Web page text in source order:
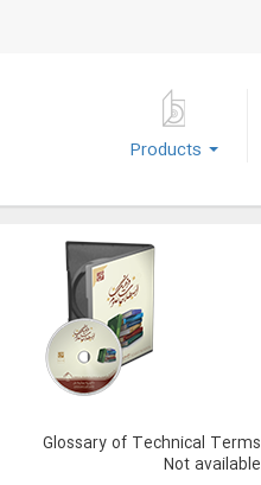
Products
Glossary of Technical Terms
Not available